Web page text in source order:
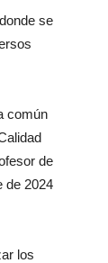
se
común
de
de 2024
los